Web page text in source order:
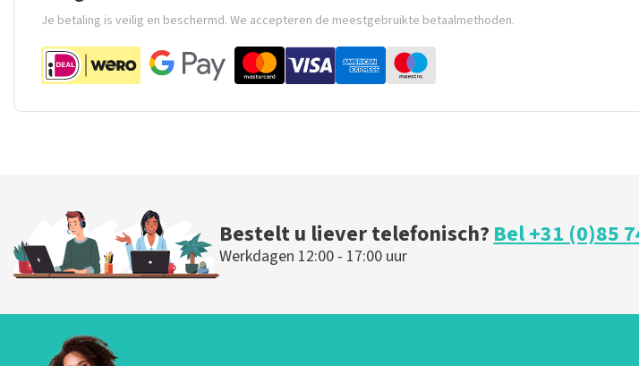
Je betaling is veilig en beschermd. We accepteren de meestgebruikte betaalmethoden.
Bestelt u liever telefonisch?Bel +31 (0)85
Werkdagen 12:00 - 17:00 uur